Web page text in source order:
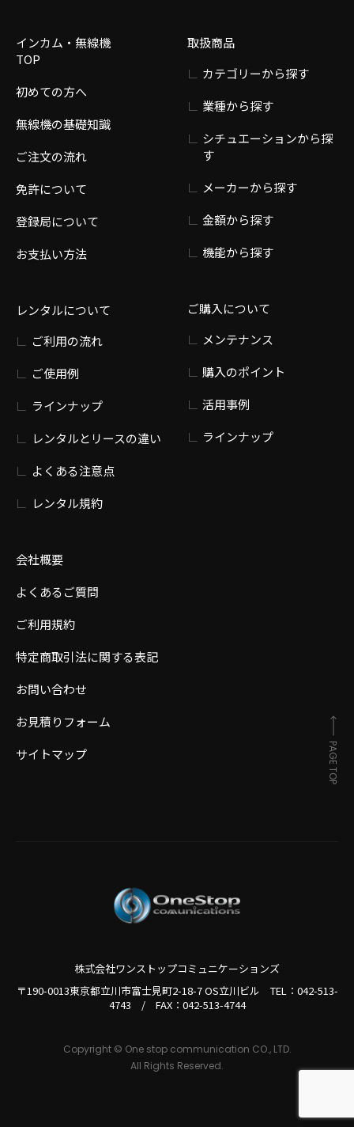
インカム・無線機
TOP
初めての方へ
無線機の基礎知識
ご注文の流れ
免許について
登録局について
お支払い方法
レンタルについて
ご利用の流れ
ご使用例
ラインナップ
レンタルとリースの違い
よくある注意点
レンタル規約
会社概要
よくあるご質問
ご利用規約
特定商取引法に関する表記
お問い合わせ
お見積りフォーム
サイトマップ
取扱商品
カテゴリーから探す
業種から探す
シチュエーションから探
す
メーカーから探す
金額から探す
機能から探す
ご購入について
メンテナンス
購入のポイント
活用事例
ラインナップ
株式会社ワンストップコミュニケーションズ
〒190-0013東京都立川市富士見町2-18-7 OS立川ビル TEL： 042-513-
4743 / FAX：042-513-4744
Copyright © One stop communication CO., LTD.
All Rights Reserved.
PAGE TOP